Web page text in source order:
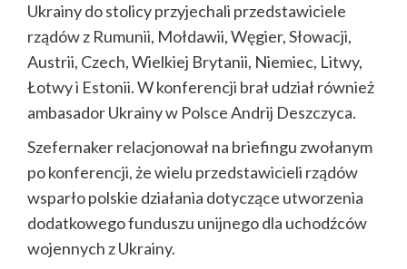
Ukrainy do stolicy przyjechali przedstawiciele
rządów z Rumunii, Mołdawii, Węgier, Słowacji,
Austrii, Czech, Wielkiej Brytanii, Niemiec, Litwy,
Łotwy i Estonii. W konferencji brał udział również
ambasador Ukrainy w Polsce Andrij Deszczyca.
Szefernaker relacjonował na briefingu zwołanym
po konferencji, że wielu przedstawicieli rządów
wsparło polskie działania dotyczące utworzenia
dodatkowego funduszu unijnego dla uchodźców
wojennych z Ukrainy.